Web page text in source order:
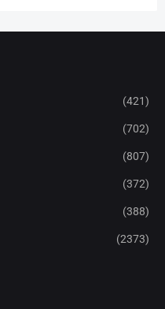
(421)
(702)
(807)
(372)
(388)
(2373)